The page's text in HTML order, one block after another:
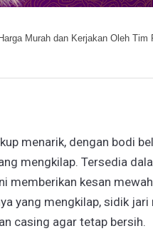
Murah dan Kerjakan Oleh Tim
menarik, dengan bodi
mengkilap. Tersedia
memberikan kesan
yang mengkilap, sidik
casing agar tetap bersih.